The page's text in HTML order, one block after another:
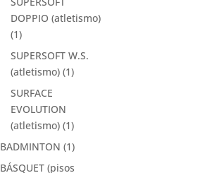
DOPPIO (atletismo)
(1)
SUPERSOFT W.S.
(atletismo) (1)
SURFACE
EVOLUTION
(atletismo) (1)
BADMINTON (1)
BÁSQUET (pisos